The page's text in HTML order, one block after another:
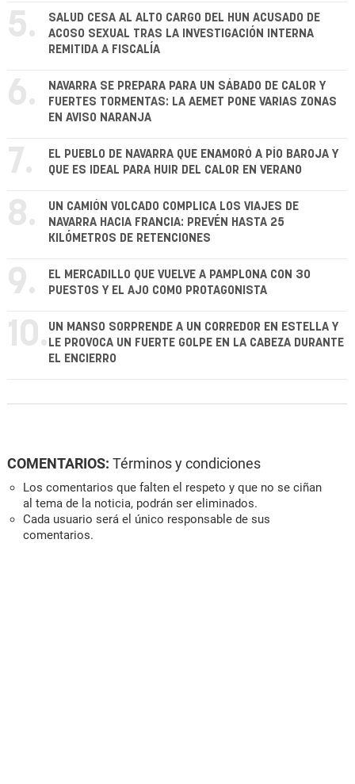
5.
SALUD CESA AL ALTO CARGO DEL HUN ACUSADO DE
ACOSO SEXUAL TRAS LA INVESTIGACIÓN INTERNA
REMITIDA A FISCALÍA
6.
NAVARRA SE PREPARA PARA UN SÁBADO DE CALOR Y
FUERTES TORMENTAS: LA AEMET PONE VARIAS ZONAS
EN AVISO NARANJA
7.
EL PUEBLO DE NAVARRA QUE ENAMORÓ A PÍO BAROJA Y
QUE ES IDEAL PARA HUIR DEL CALOR EN VERANO
8.
UN CAMIÓN VOLCADO COMPLICA LOS VIAJES DE
NAVARRA HACIA FRANCIA: PREVÉN HASTA 25
KILÓMETROS DE RETENCIONES
9.
EL MERCADILLO QUE VUELVE A PAMPLONA CON 30
PUESTOS Y EL AJO COMO PROTAGONISTA
10. UN MANSO SORPRENDE A UN CORREDOR EN ESTELLA Y
LE PROVOCA UN FUERTE GOLPE EN LA CABEZA DURANTE
EL ENCIERRO
COMENTARIOS: Términos y condiciones
Los comentarios que falten el respeto y que no se ciñan
al tema de la noticia, podrán ser eliminados.
Cada usuario será el único responsable de sus
comentarios.